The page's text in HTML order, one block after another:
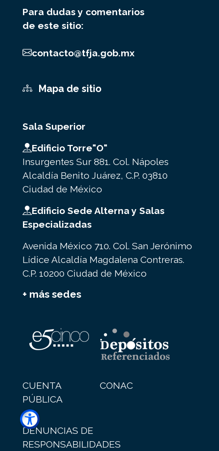
Para dudas y comentarios
de este sitio:
contacto@tfja.gob.mx
Mapa de sitio
Sala Superior
Edificio Torre"O"
Insurgentes Sur 881. Col. Nápoles
Alcaldía Benito Juárez, C.P. 03810
Ciudad de México
Edificio Sede Alterna y Salas
Especializadas
Avenida México 710. Col. San Jerónimo
Lídice Alcaldía Magdalena Contreras.
C.P. 10200 Ciudad de México
+ más sedes
CUENTA
PÚBLICA
CONAC
DENUNCIAS DE
RESPONSABILIDADES